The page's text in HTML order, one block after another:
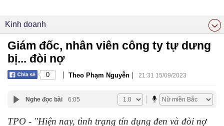
Kinh doanh
Giám đốc, nhân viên công ty tự dưng
bị... đòi nợ
0 | Theo Phạm Nguyễn | 21:31 15/09/2023
Nghe đọc bài 6:05
TPO - "Hiện nay, tình trạng tín dụng đen và đòi nợ